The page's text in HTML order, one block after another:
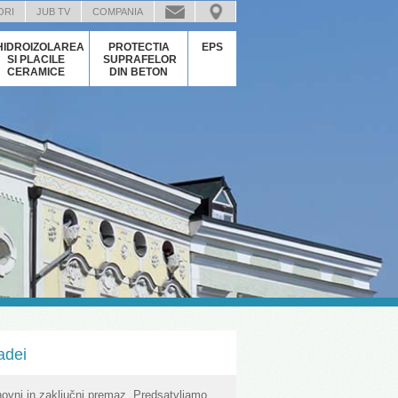
JUB TV
COMPANIA
SI PLACILE
CERAMICE
PROTECTIA
SUPRAFELOR
DIN BETON
EPS
in zaključni premaz. Predsatvljamo